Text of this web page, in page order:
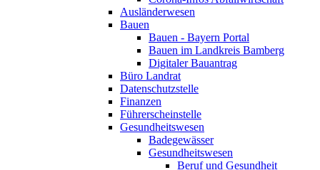
Ausländerwesen
Bauen
Bauen - Bayern Portal
Bauen im Landkreis Bamberg
Digitaler Bauantrag
Büro Landrat
Datenschutzstelle
Finanzen
Führerscheinstelle
Gesundheitswesen
Badegewässer
Gesundheitswesen
Beruf und Gesundheit